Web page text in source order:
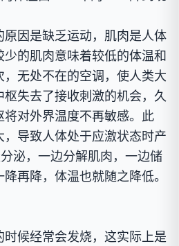
原因是缺乏运动，肌肉是人体
的肌肉意味着较低的体温和
无处不在的空调，使人类大
失去了接收刺激的机会，久
将对外界温度不再敏感。此
导致人体处于应激状态时产
泌，一边分解肌肉，一边储
再降，体温也就随之降低。
候经常会发烧，这实际上是